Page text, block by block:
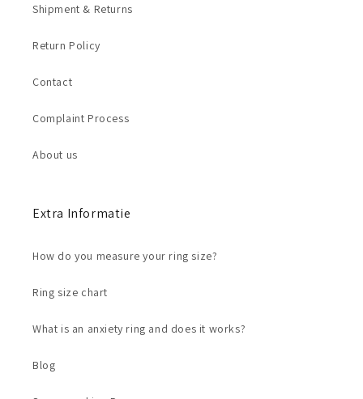
Shipment & Returns
Return Policy
Contact
Complaint Process
About us
Extra Informatie
How do you measure your ring size?
Ring size chart
What is an anxiety ring and does it works?
Blog